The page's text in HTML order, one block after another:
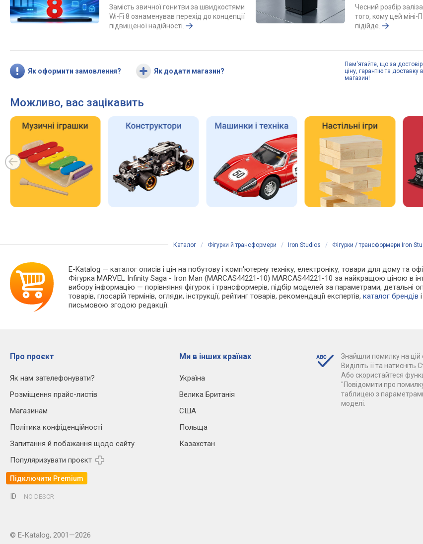
Замість звичної гонитви за швидкостями
Wi-Fi 8 ознаменував перехід до концепції
підвищеної надійності.
Чесний розбір
того, кому цей міні-
підійде.
Як оформити замовлення? Як додати магазин?
Пам'ятайте, що за
ціну, гарантію та доставку
магазин!
Можливо, вас зацікавить
Каталог / Фігурки й трансформери / Iron Studios / Фігурки / трансформери Iron
E-Katalog — каталог описів і цін на побутову і комп'ютерну техніку, електроніку, товари для дому та
Фігурка MARVEL Infinity Saga - Iron Man (MARCAS44221-10) MARCAS44221-10 за найкращою ціною в
вибору інформацію — порівняння фігурок і трансформерів, підбір моделей за параметрами, детальні
товарів, глосарій термінів, огляди, інструкції, рейтинг товарів, рекомендації експертів,каталог брендів
письмовою згодою редакції.
Про проєкт
Як нам зателефонувати?
Розміщення прайс-листів
Магазинам
Політика конфіденційності
Запитання й побажання щодо сайту
Популяризувати проєкт
Підключити Premium
Ми в інших країнах
Україна
Велика Британія
США
Польща
Казахстан
Знайшли помилку на цій
Виділіть її та натисніть
Або скористайтеся
"Повідомити про помилку
таблицею з
моделі.
ID NO DESCR
© E-Katalog, 2001—2026